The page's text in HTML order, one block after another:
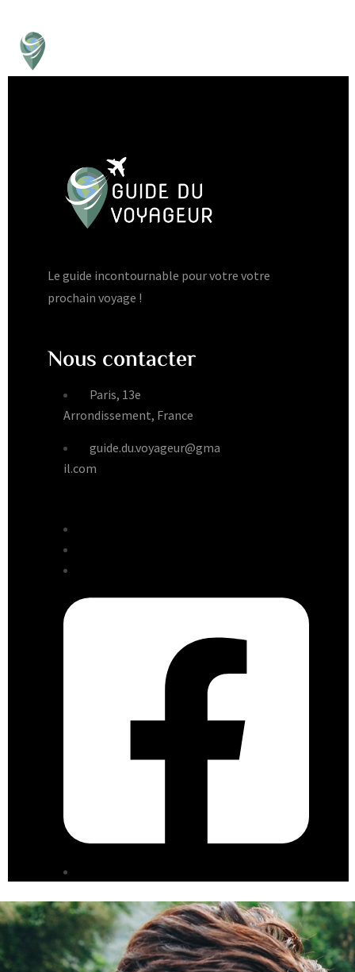
Le guide incontournable pour votre votre
prochain voyage !
Nous contacter
Paris, 13e
Arrondissement, France
guide.du.voyageur@gma
il.com